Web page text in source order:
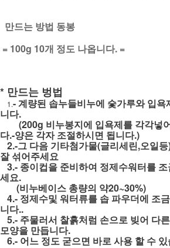
만드는 방법 동봉
= 100g 10개 정도 나옵니다. =
* 만드는 벙법
1.- 계량된 솝누들비누에 숯가루와 입
니다.
(200g 비누봉지에 입욕제를 각각넣
다.-양은 각자 조절하시면 됩니다.)
2.-그 다음 기타첨가물(글리세린,오일
잘 섞어주세요
3.- 종이컵을 준비하여 정제수워터를
세요.
(비누베이스 총량의 약20~30%)
4.- 정제수및 워터류를 솝 파우더에 조
니다..
5.- 주물러서 찰흙처럼 손으로 빚어 다
모양을 만듭니다.
6.- 어느 정도 굳으면 바로 사용 할 수